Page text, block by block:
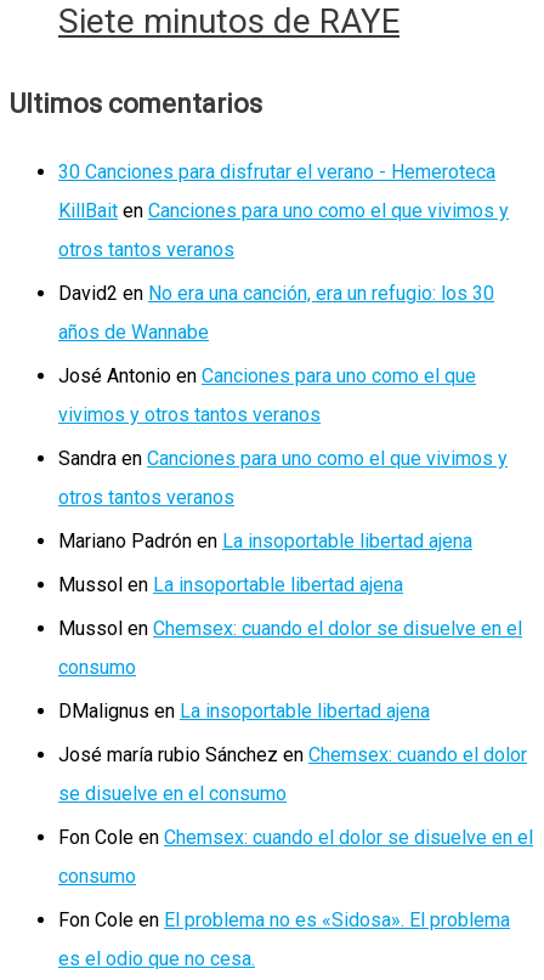
Siete minutos de RAYE
Ultimos comentarios
30 Canciones para disfrutar el verano - Hemeroteca
KillBait en Canciones para uno como el que vivimos y
otros tantos veranos
David2 en No era una canción, era un refugio: los 30
años de Wannabe
José Antonio en Canciones para uno como el que
vivimos y otros tantos veranos
Sandra en Canciones para uno como el que vivimos y
otros tantos veranos
Mariano Padrón en La insoportable libertad ajena
Mussol en La insoportable libertad ajena
Mussol en Chemsex: cuando el dolor se disuelve en el
consumo
DMalignus en La insoportable libertad ajena
José maría rubio Sánchez en Chemsex: cuando el dolor
se disuelve en el consumo
Fon Cole en Chemsex: cuando el dolor se disuelve en el
consumo
Fon Cole en El problema no es «Sidosa». El problema
es el odio que no cesa.